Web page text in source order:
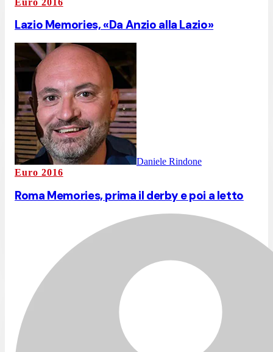
Lazio Memories, «Da Anzio alla Lazio»
Daniele Rindone
Euro 2016
Roma Memories, prima il derby e poi a letto